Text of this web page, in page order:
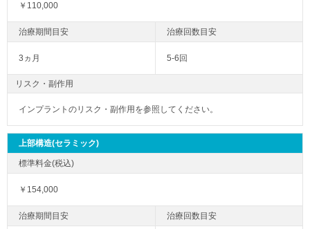
￥110,000
3ヵ月 5-6回
リスク・副作用
インプラントのリスク・副作用を参照してください。
上部構造(セラミック)
￥154,000